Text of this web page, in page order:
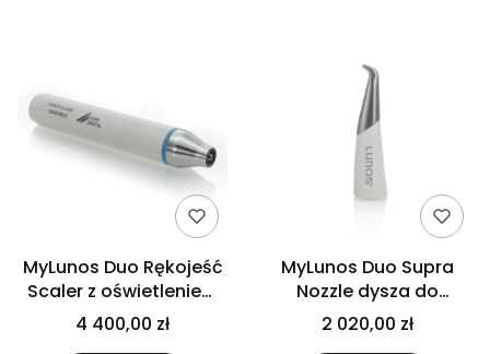
MyLunos Duo Rękojeść
Scaler z oświetleniem
LED
4 400,00 zł
MyLunos Duo Supra
Nozzle dysza do
leczenia
naddziąsłowego
2 020,00 zł